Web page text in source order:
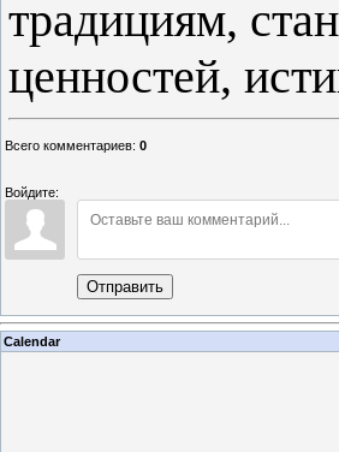
традициям,
ценностей,
Всего комментариев: 0
Войдите:
Отправить
Calendar